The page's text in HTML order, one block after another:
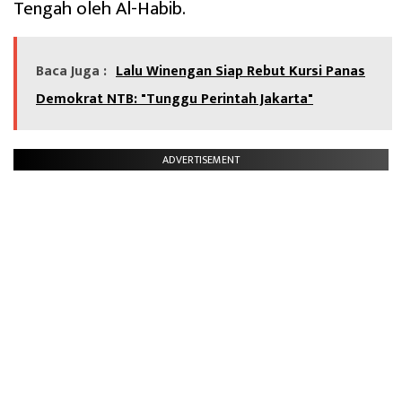
Tengah oleh Al-Habib.
Baca Juga : Lalu Winengan Siap Rebut Kursi Panas
Demokrat NTB: "Tunggu Perintah Jakarta"
ADVERTISEMENT